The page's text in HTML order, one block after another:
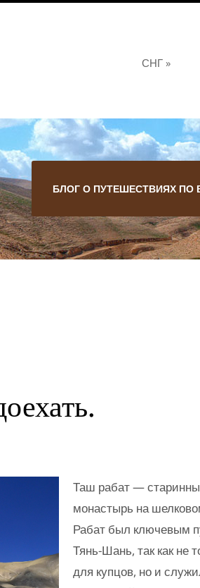
СНГ »
БЛОГ О ПУТЕШЕСТВИЯХ ПО
Таш рабат —
монастырь на
Рабат был ключевым
Тянь-Шань, так как не
для купцов, но и